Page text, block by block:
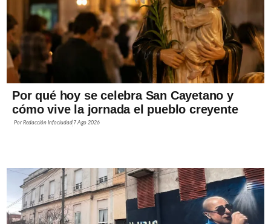
Por qué hoy se celebra San Cayetano y
cómo vive la jornada el pueblo creyente
PorRedacción Infociudad 7 Ago 2026